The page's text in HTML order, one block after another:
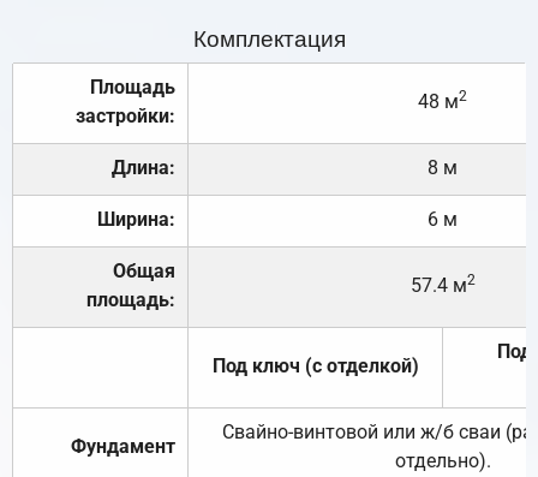
Комплектация
Площадь
застройки:
48 м2
Длина: 8 м
Ширина: 6 м
Общая
площадь:
57.4 м2
Под ключ (с отделкой)
Под
Фундамент
Свайно-винтовой или ж/б сваи
отдельно).